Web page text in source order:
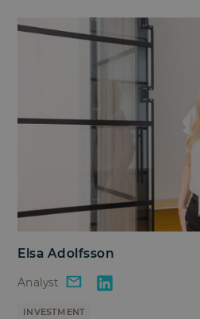
Elsa Adolfsson
Analyst
INVESTMENT